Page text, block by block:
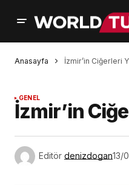
Anasayfa İzmir’in Ciğerleri
GENEL
İzmir’in
Editör denizdogan13/